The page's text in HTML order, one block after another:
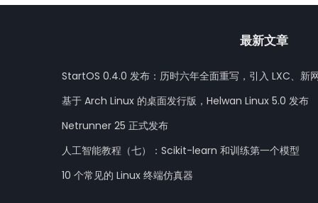
最新文章
StartOS 0.4.0 发布：历时六年全面重写，引入 LXC、新
基于 Arch Linux 的桌面发行版，Helwan Linux 5.0 发布
Netrunner 25 正式发布
人工智能教程（七）：Scikit-learn 和训练第一个模型
10 个常见的 Linux 终端仿真器